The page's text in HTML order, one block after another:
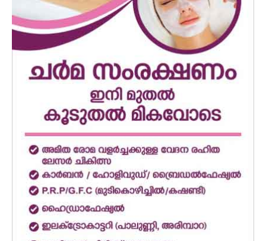
SUBSCRIBE NOW
PALA VISION
Contact us
Subscription Plans
My account
Grievance Redressal